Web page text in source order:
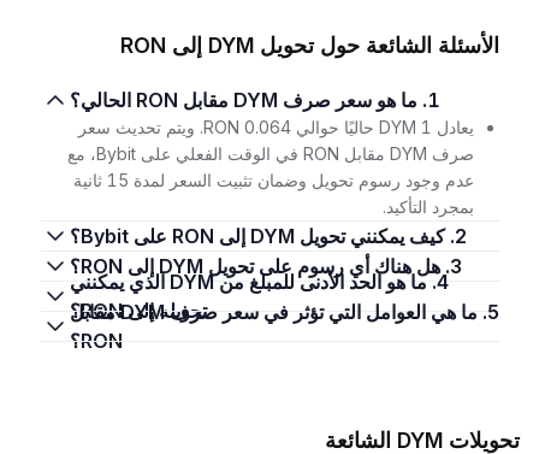
الأسئلة الشائعة حول تحويل DYM إلى RON
1. ما هو سعر صرف DYM مقابل RON الحالي؟
يعادل 1 DYM حاليًا حوالي 0.064 RON. ويتم تحديث سعر
صرف DYM مقابل RON في الوقت الفعلي على Bybit، مع
عدم وجود رسوم تحويل وضمان تثبيت السعر لمدة 15 ثانية
بمجرد التأكيد.
2. كيف يمكنني تحويل DYM إلى RON على Bybit؟
3. هل هناك أي رسوم على تحويل DYM إلى RON؟
4. ما هو الحد الأدنى للمبلغ من DYM الذي يمكنني
تحويله إلى RON؟5. ما هي العوامل التي تؤثر في سعر صرف DYM مقابل
RON؟
تحويلات DYM الشائعة